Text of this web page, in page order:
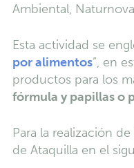
Ambiental,
Esta actividad se
por alimentos”, en
productos para los
fórmula y papillas o
Para la realización de
de Ataquilla en el